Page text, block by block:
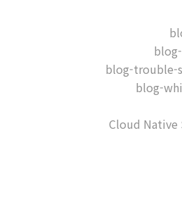
blog-trouble-
blog-
Cloud Native